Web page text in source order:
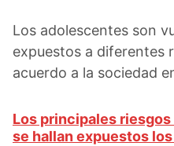
Los adolescentes son
expuestos a diferentes
acuerdo a la sociedad
Los principales
se hallan expuestos